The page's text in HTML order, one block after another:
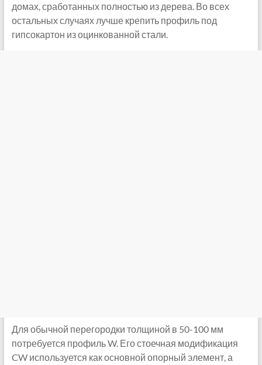
домах, сработанных полностью из дерева. Во всех
остальных случаях лучше крепить профиль под
гипсокартон из оцинкованной стали.
Для обычной перегородки толщиной в 50-100 мм
потребуется профиль W. Его стоечная модификация
CW используется как основной опорный элемент, а